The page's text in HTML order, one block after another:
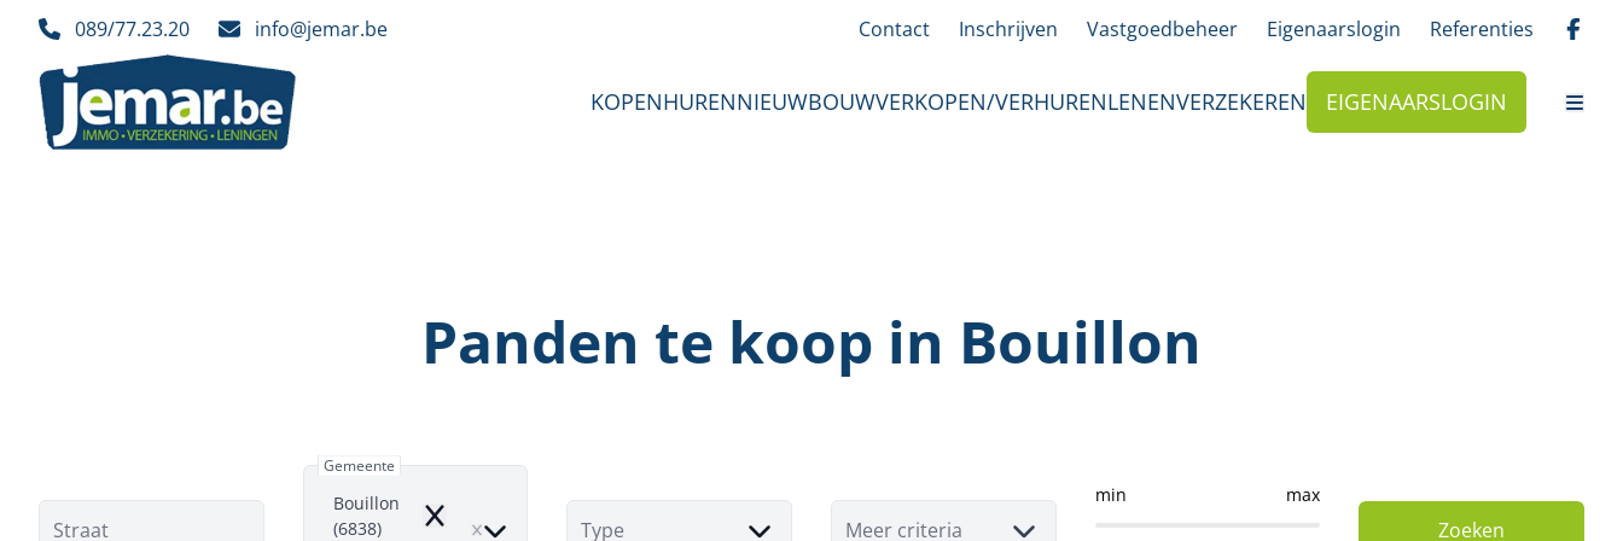
Ga naar hoofdinhoud
089/77.23.20 info@jemar.be Contact Inschrijven Vastgoedbeheer Eigenaarslogin Referenties
KOPENHURENNIEUWBOUWVERKOPEN/VERHURENLENENVERZEKEREN EIGENAARSLOGIN
Panden te koop in Bouillon
Straat
Gemeente
Bouillon
(6838)
Remove Type Meer criteria
min max
Zoeken